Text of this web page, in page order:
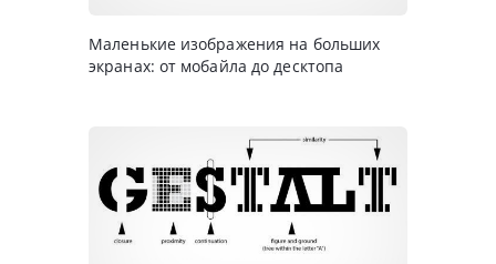
Маленькие изображения на больших
экранах: от мобайла до десктопа